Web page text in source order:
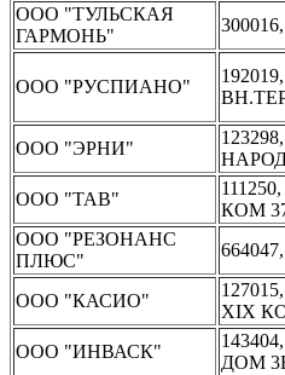
ООО "ТУЛЬСКАЯ
ГАРМОНЬ"
ООО "РУСПИАНО"
ООО "ЭРНИ"
ООО "ТАВ"
КОМ
ООО "РЕЗОНАНС
ПЛЮС"
ООО "КАСИО"
XIX
ООО "ИНВАСК"
ДОМ